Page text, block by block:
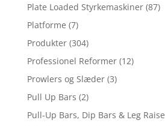
Plate Loaded Styrkemaskiner (87)
Platforme (7)
Produkter (304)
Professionel Reformer (12)
Prowlers og Slæder (3)
Pull Up Bars (2)
Pull-Up Bars, Dip Bars & Leg Raise